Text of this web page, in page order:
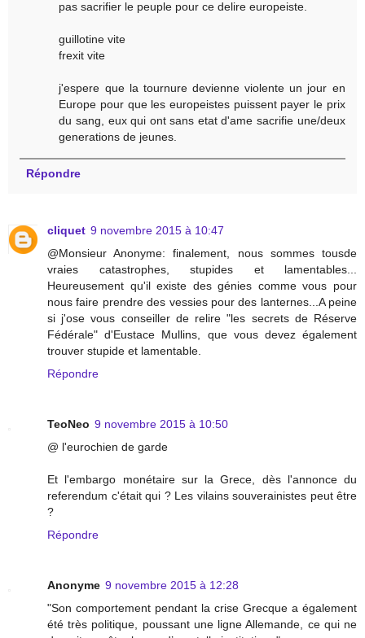
pas sacrifier le peuple pour ce delire europeiste.
guillotine vite
frexit vite
j'espere que la tournure devienne violente un jour en
Europe pour que les europeistes puissent payer le prix
du sang, eux qui ont sans etat d'ame sacrifie une/deux
generations de jeunes.
Répondre
cliquet 9 novembre 2015 à 10:47
@Monsieur Anonyme: finalement, nous sommes tousde
vraies catastrophes, stupides et lamentables...
Heureusement qu'il existe des génies comme vous pour
nous faire prendre des vessies pour des lanternes...A peine
si j'ose vous conseiller de relire "les secrets de Réserve
Fédérale" d'Eustace Mullins, que vous devez également
trouver stupide et lamentable.
Répondre
TeoNeo 9 novembre 2015 à 10:50
@ l'eurochien de garde
Et l'embargo monétaire sur la Grece, dès l'annonce du
referendum c'était qui ? Les vilains souverainistes peut être
?
Répondre
Anonyme 9 novembre 2015 à 12:28
"Son comportement pendant la crise Grecque a également
été très politique, poussant une ligne Allemande, ce qui ne